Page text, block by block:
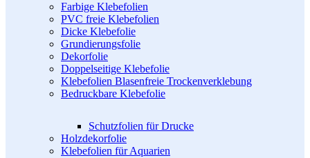
Farbige Klebefolien
PVC freie Klebefolien
Dicke Klebefolie
Grundierungsfolie
Dekorfolie
Doppelseitige Klebefolie
Klebefolien Blasenfreie Trockenverklebung
Bedruckbare Klebefolie
Schutzfolien für Drucke
Holzdekorfolie
Klebefolien für Aquarien